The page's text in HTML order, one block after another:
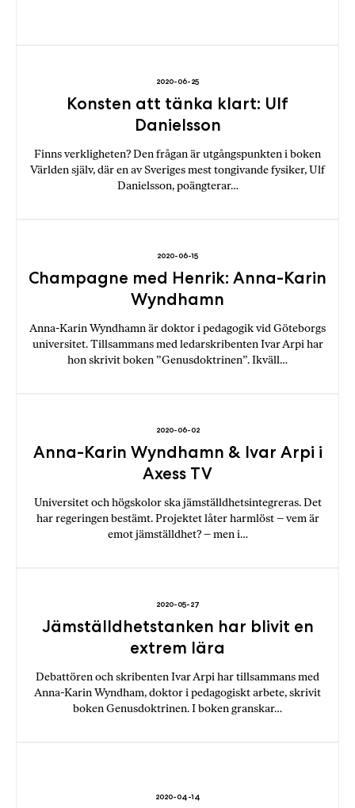
n
k
2020-06-25
Konsten att tänka klart: Ulf
Danielsson
Finns verkligheten? Den frågan är utgångspunkten i boken
Världen själv, där en av Sveriges mest tongivande fysiker, Ulf
Danielsson, poängterar…
2020-06-15
Champagne med Henrik: Anna-Karin
Wyndhamn
Anna-Karin Wyndhamn är doktor i pedagogik vid Göteborgs
universitet. Tillsammans med ledarskribenten Ivar Arpi har
hon skrivit boken ”Genusdoktrinen”. Ikväll…
2020-06-02
Anna-Karin Wyndhamn & Ivar Arpi i
Axess TV
Universitet och högskolor ska jämställdhetsintegreras. Det
har regeringen bestämt. Projektet låter harmlöst – vem är
emot jämställdhet? – men i…
2020-05-27
Jämställdhetstanken har blivit en
extrem lära
Debattören och skribenten Ivar Arpi har tillsammans med
Anna-Karin Wyndham, doktor i pedagogiskt arbete, skrivit
boken Genusdoktrinen. I boken granskar…
2020-04-14